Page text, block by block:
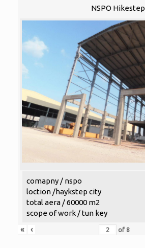
NSPO Hikestep
comapny / nspo
loction /haykstep city
total aera / 60000 m2
scope of work / tun key
«
‹ of 8